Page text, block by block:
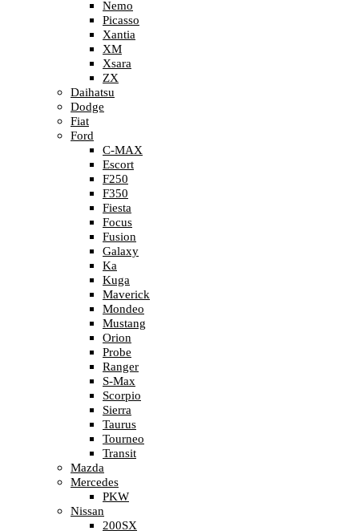
Nemo
Picasso
Xantia
XM
Xsara
ZX
Daihatsu
Dodge
Fiat
Ford
C-MAX
Escort
F250
F350
Fiesta
Focus
Fusion
Galaxy
Ka
Kuga
Maverick
Mondeo
Mustang
Orion
Probe
Ranger
S-Max
Scorpio
Sierra
Taurus
Tourneo
Transit
Mazda
Mercedes
PKW
Nissan
200SX